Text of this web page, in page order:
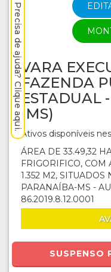
VARA
FAZENDA
ESTADUAL
(MS)
Ativos disponíveis
ÁREA DE 33.49,32
FRIGORIFICO, COM
1.352 M2,
PARANAÍBA-MS -
86.2019.8.12.0001
SUSPENSO
Precisa de ajuda? Clique aqui.